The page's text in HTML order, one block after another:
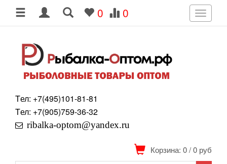
0 0
Toggle
Tел: +7(495)101-81-81
Tел: +7(905)759-36-32
ribalka-optom@yandex.ru
Корзина: 0/0 руб